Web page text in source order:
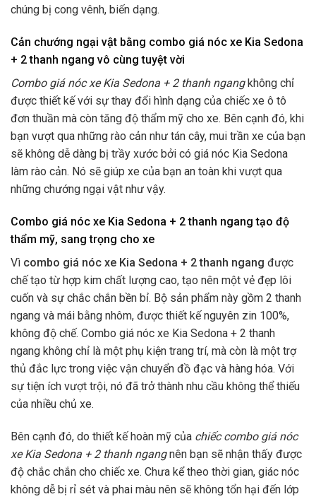
chúng bị cong vênh, biến dạng.
Cản chướng ngại vật bằng combo giá nóc xe Kia Sedona
+ 2 thanh ngang vô cùng tuyệt vời
Combo giá nóc xe Kia Sedona + 2 thanh ngang không chỉ
được thiết kế với sự thay đổi hình dạng của chiếc xe ô tô
đơn thuần mà còn tăng độ thẩm mỹ cho xe. Bên cạnh đó, khi
bạn vượt qua những rào cản như tán cây, mui trần xe của bạn
sẽ không dễ dàng bị trầy xước bởi có giá nóc Kia Sedona
làm rào cản. Nó sẽ giúp xe của bạn an toàn khi vượt qua
những chướng ngại vật như vậy.
Combo giá nóc xe Kia Sedona + 2 thanh ngang tạo độ
thẩm mỹ, sang trọng cho xe
Vì combo giá nóc xe Kia Sedona + 2 thanh ngang được
chế tạo từ hợp kim chất lượng cao, tạo nên một vẻ đẹp lôi
cuốn và sự chắc chắn bền bỉ. Bộ sản phẩm này gồm 2 thanh
ngang và mái bằng nhôm, được thiết kế nguyên zin 100%,
không độ chế. Combo giá nóc xe Kia Sedona + 2 thanh
ngang không chỉ là một phụ kiện trang trí, mà còn là một trợ
thủ đắc lực trong việc vận chuyển đồ đạc và hàng hóa. Với
sự tiện ích vượt trội, nó đã trở thành nhu cầu không thể thiếu
của nhiều chủ xe.
Bên cạnh đó, do thiết kế hoàn mỹ của chiếc combo giá nóc
xe Kia Sedona + 2 thanh ngangnên bạn sẽ nhận thấy được
độ chắc chắn cho chiếc xe. Chưa kể theo thời gian, giác nóc
không dễ bị rỉ sét và phai màu nên sẽ không tổn hại đến lớp